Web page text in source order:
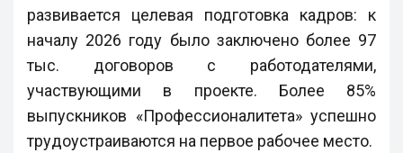
развивается целевая подготовка кадров: к
началу 2026 году было заключено более 97
тыс. договоров с работодателями,
участвующими в проекте. Более 85%
выпускников «Профессионалитета» успешно
трудоустраиваются на первое рабочее место.